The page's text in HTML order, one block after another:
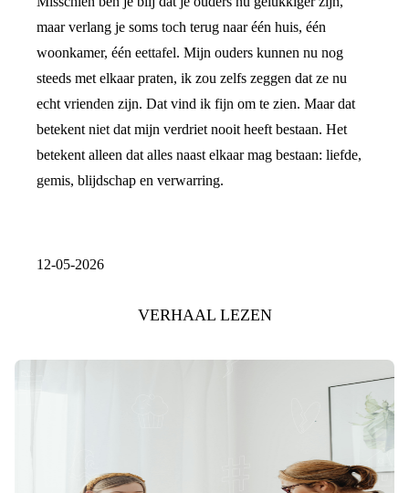
maar verlang je soms toch terug naar één huis, één
woonkamer, één eettafel. Mijn ouders kunnen nu nog
steeds met elkaar praten, ik zou zelfs zeggen dat ze nu
echt vrienden zijn. Dat vind ik fijn om te zien. Maar dat
betekent niet dat mijn verdriet nooit heeft bestaan. Het
betekent alleen dat alles naast elkaar mag bestaan: liefde,
gemis, blijdschap en verwarring.
12-05-2026
VERHAAL LEZEN